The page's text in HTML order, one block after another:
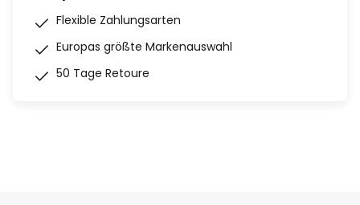
Flexible Zahlungsarten
Europas größte Markenauswahl
50 Tage Retoure